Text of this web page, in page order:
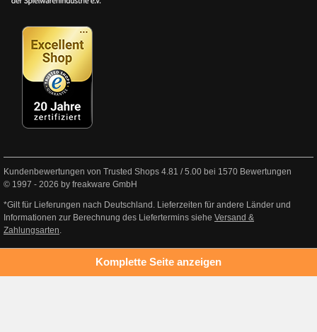
Kundenbewertungen von Trusted Shops 4.81 /5.00 bei 1570 Bewertungen
© 1997 - 2026 by freakware GmbH
*Gilt für Lieferungen nach Deutschland. Lieferzeiten für andere Länder und
Informationen zur Berechnung des Liefertermins siehe Versand &
Zahlungsarten.
Komplette Seite anzeigen